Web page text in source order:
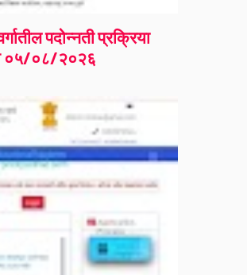
पदोन्नती प्रक्रिया
०५/०८/२०२६